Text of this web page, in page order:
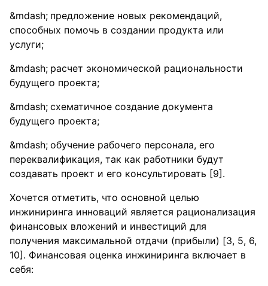
предложение новых рекомендаций,
способных помочь в создании продукта или
услуги;
расчет экономической рациональности
будущего проекта;
схематичное создание документа
будущего проекта;
обучение рабочего персонала, его
переквалификация, так как работники будут
создавать проект и его консультировать [9].
Хочется отметить, что основной целью
инжиниринга инноваций является рационализация
финансовых вложений и инвестиций для
получения максимальной отдачи (прибыли) [3, 5, 6,
10]. Финансовая оценка инжиниринга включает в
себя: